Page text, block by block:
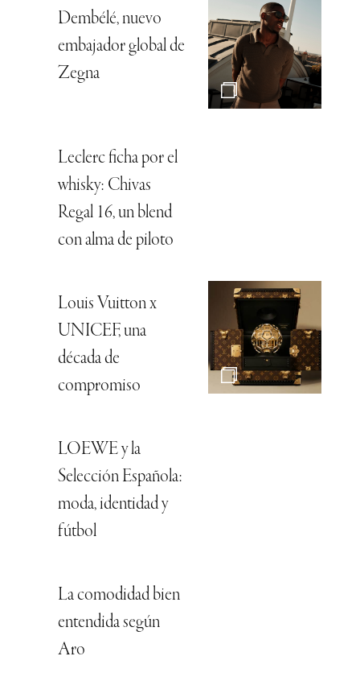
Dembélé, nuevo
embajador global de
Zegna
Leclerc ficha por el
whisky: Chivas
Regal 16, un blend
con alma de piloto
Louis Vuitton x
UNICEF, una
década de
compromiso
LOEWE y la
Selección Española:
moda, identidad y
fútbol
La comodidad bien
entendida según
Aro